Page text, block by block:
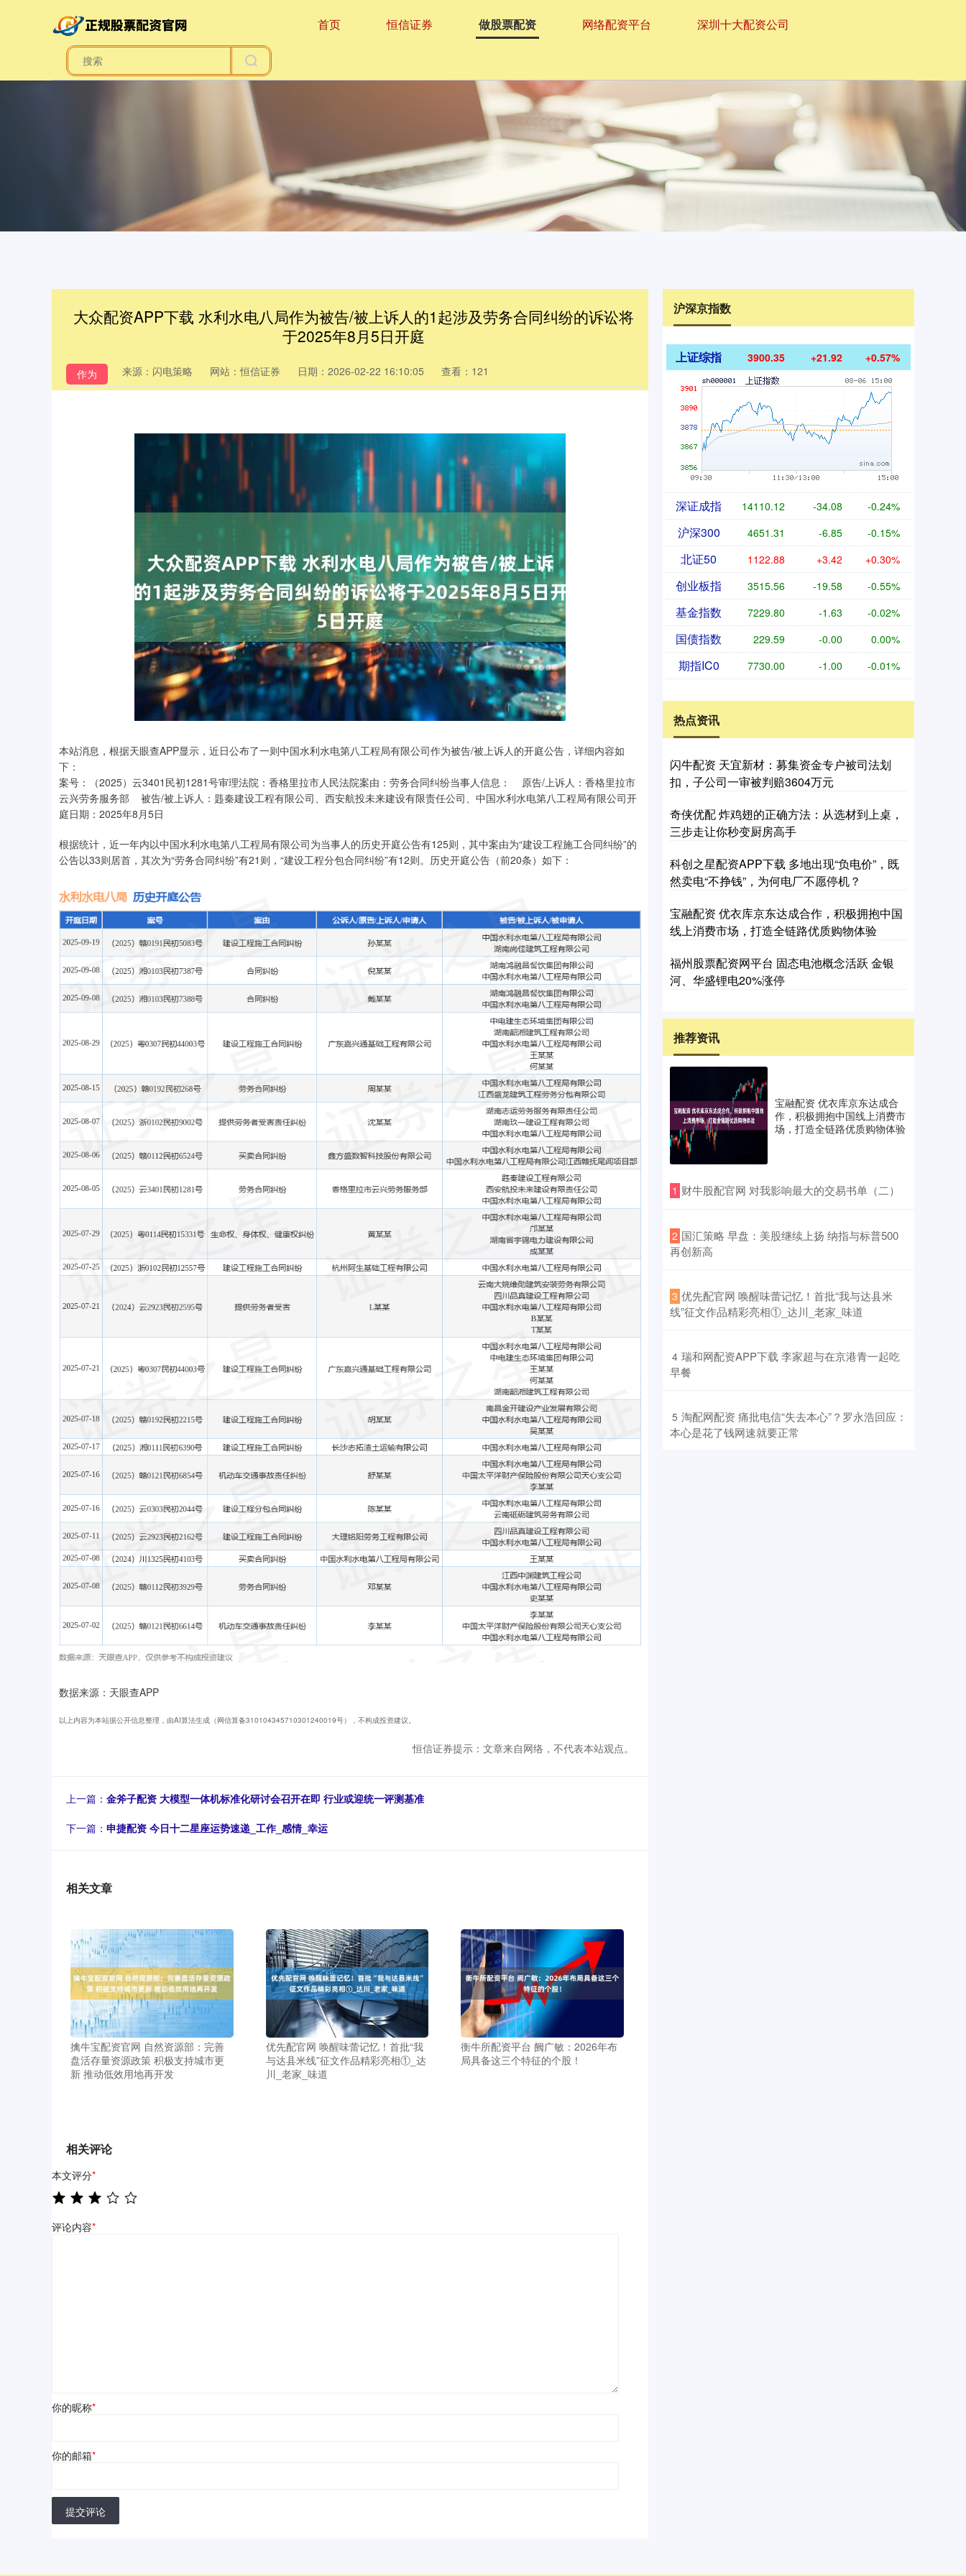
首页 恒信证券 做股票配资 网络配资平台 深圳十大配资公司
大众配资APP下载 水利水电八局作为被告/被上诉人的1起涉及劳务合同纠纷的诉讼将
于2025年8月5日开庭
作为 来源：闪电策略 网站：恒信证券 日期：2026-02-22 16:10:05 查看：121
本站消息，根据天眼查APP显示，近日公布了一则中国水利水电第八工程局有限公司作为被告/被上诉人的开庭公告，详细内容如
下：
案号：（2025）云3401民初1281号审理法院：香格里拉市人民法院案由：劳务合同纠纷当事人信息： 原告/上诉人：香格里拉市
云兴劳务服务部 被告/被上诉人：韪秦建设工程有限公司、西安航投未来建设有限责任公司、中国水利水电第八工程局有限公司开
庭日期：2025年8月5日
根据统计，近一年内以中国水利水电第八工程局有限公司为当事人的历史开庭公告有125则，其中案由为“建设工程施工合同纠纷”的
公告以33则居首，其次为“劳务合同纠纷”有21则，“建设工程分包合同纠纷”有12则。历史开庭公告（前20条）如下：
数据来源：天眼查APP
以上内容为本站据公开信息整理，由AI算法生成（网信算备310104345710301240019号），不构成投资建议。
恒信证券提示：文章来自网络，不代表本站观点。
上一篇： 金斧子配资 大模型一体机标准化研讨会召开在即 行业或迎统一评测基准
下一篇： 申捷配资 今日十二星座运势速递_工作_感情_幸运
相关文章
擒牛宝配资官网 自然资源部：完善
盘活存量资源政策 积极支持城市更
新 推动低效用地再开发
优先配官网 唤醒味蕾记忆！首批“我
与达县米线”征文作品精彩亮相①_达
川_老家_味道
衡牛所配资平台 阙广敏：2026年布
局具备这三个特征的个股！
相关评论
本文评分*
评论内容*
你的昵称*
你的邮箱*
提交评论
沪深京指数
上证综指 3900.35 +21.92 +0.57%
深证成指 14110.12 -34.08 -0.24%
沪深300 4651.31 -6.85 -0.15%
北证50 1122.88 +3.42 +0.30%
创业板指 3515.56 -19.58 -0.55%
基金指数 7229.80 -1.63 -0.02%
国债指数 229.59 -0.00 0.00%
期指IC0 7730.00 -1.00 -0.01%
热点资讯
闪牛配资 天宜新材：募集资金专户被司法划
扣，子公司一审被判赔3604万元
奇侠优配 炸鸡翅的正确方法：从选材到上桌，
三步走让你秒变厨房高手
科创之星配资APP下载 多地出现“负电价”，既
然卖电“不挣钱”，为何电厂不愿停机？
宝融配资 优衣库京东达成合作，积极拥抱中国
线上消费市场，打造全链路优质购物体验
福州股票配资网平台 固态电池概念活跃 金银
河、华盛锂电20%涨停
推荐资讯
宝融配资 优衣库京东达成合
作，积极拥抱中国线上消费市
场，打造全链路优质购物体验
1 ​财牛股配官网 对我影响最大的交易书单（二）
2 ​国汇策略 早盘：美股继续上扬 纳指与标普500
再创新高
3 ​优先配官网 唤醒味蕾记忆！首批“我与达县米
线”征文作品精彩亮相①_达川_老家_味道
4 ​瑞和网配资APP下载 李家超与在京港青一起吃
早餐
5 ​淘配网配资 痛批电信“失去本心”？罗永浩回应：
本心是花了钱网速就要正常